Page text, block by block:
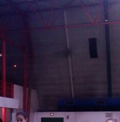
Historique 2017-2018
Historique 2016-2017
Historique 2015-2016